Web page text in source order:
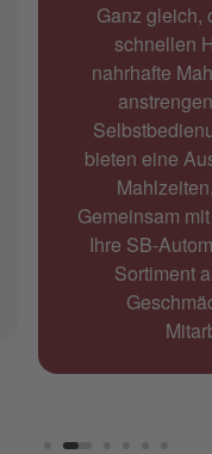
Ganz gleich,
schnellen
nahrhafte
bieten eine
Gemeinsam
Ihre SB-
Sortiment